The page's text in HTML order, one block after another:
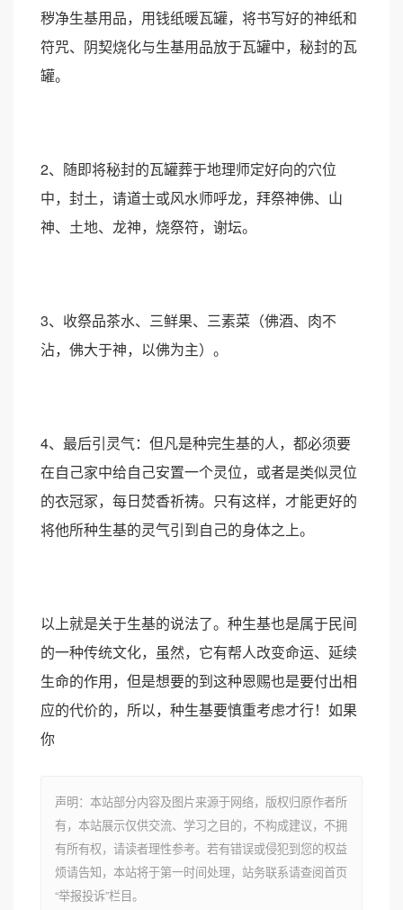
秽净生基用品，用钱纸暖瓦罐，将书写好的神纸和
符咒、阴契烧化与生基用品放于瓦罐中，秘封的瓦
罐。
2、随即将秘封的瓦罐葬于地理师定好向的穴位
中，封土，请道士或风水师呼龙，拜祭神佛、山
神、土地、龙神，烧祭符，谢坛。
3、收祭品茶水、三鲜果、三素菜（佛酒、肉不
沾，佛大于神，以佛为主）。
4、最后引灵气：但凡是种完生基的人，都必须要
在自己家中给自己安置一个灵位，或者是类似灵位
的衣冠冢，每日焚香祈祷。只有这样，才能更好的
将他所种生基的灵气引到自己的身体之上。
以上就是关于生基的说法了。种生基也是属于民间
的一种传统文化，虽然，它有帮人改变命运、延续
生命的作用，但是想要的到这种恩赐也是要付出相
应的代价的，所以，种生基要慎重考虑才行！如果
你
声明：本站部分内容及图片来源于网络，版权归原作者所
有，本站展示仅供交流、学习之目的，不构成建议，不拥
有所有权，请读者理性参考。若有错误或侵犯到您的权益
烦请告知，本站将于第一时间处理，站务联系请查阅首页
“举报投诉”栏目。